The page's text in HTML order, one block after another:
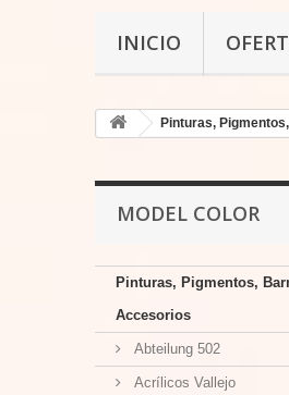
INICIO
Pinturas,
MODEL COLOR
Pinturas, Pigmentos,
Accesorios
Abteilung 502
Acrílicos Vallejo